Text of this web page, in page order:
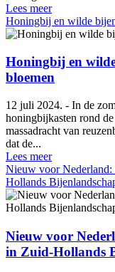
Lees meer
Honingbij en wilde
Honingbij en
bloemen
12 juli 2024. - In de
honingbijkasten rond
massadracht van
dat de...
Lees meer
Nieuw voor
Hollands
Nieuw voor
in Zuid-Hollands